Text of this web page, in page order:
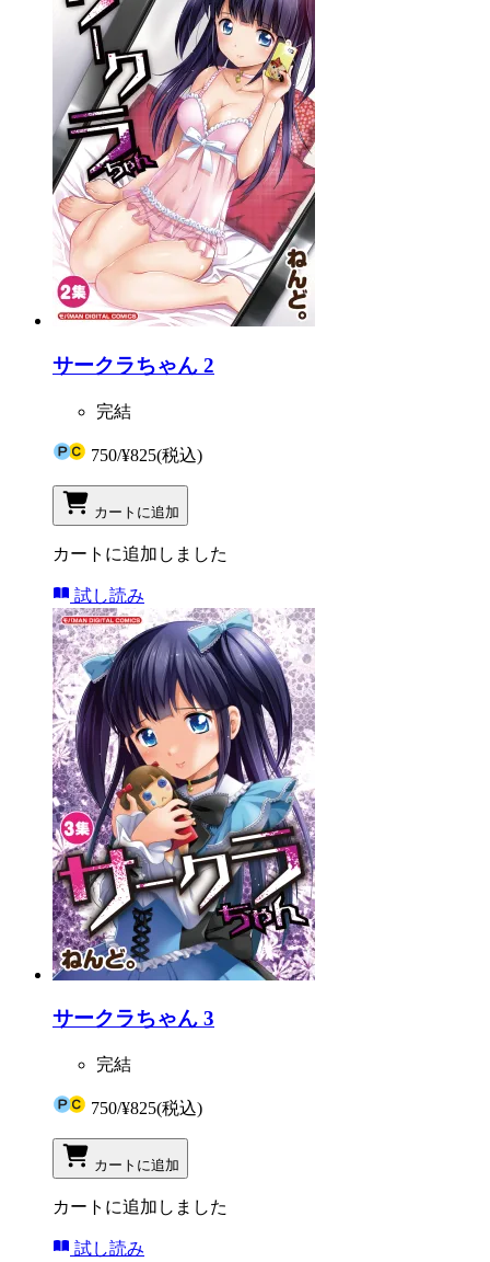
サークラちゃん 2
完結
750/¥825(税込)
カートに追加
カートに追加しました
試し読み
サークラちゃん 3
完結
750/¥825(税込)
カートに追加
カートに追加しました
試し読み